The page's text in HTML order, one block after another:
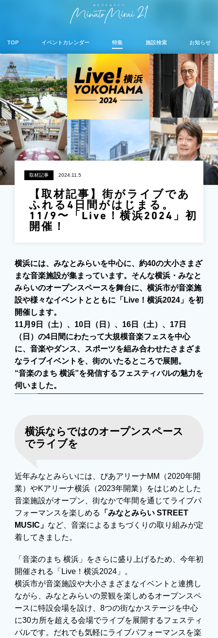
TOP イベントカレンダー 特集 施設検索 お知らせ
取材記事 2024.11.5
【取材記事】街がライブであ
ふれる4日間がはじまる。
11/9〜「Live！横浜2024」初
開催！
横浜には、みなとみらいを中心に、約40の大小さまざ
まな音楽施設が集まっています。そんな横浜・みなと
みらいのオープンスペースを舞台に、横浜市が音楽施
設や様々なイベントとともに「Live！横浜2024」を初
開催します。
11月9日（土）、10日（日）、16日（土）、17日
（日）の4日間にわたって大規模音楽フェスを中心
に、音楽やダンス、スポーツを組み合わせたさまざま
なライブイベントを、街のいたるところで展開。
“音楽のまち 横浜”を発信するフェスティバルの魅力を
伺いました。
横浜ならではのオープンスペース
でライブを
近年みなとみらいには、ぴあアリーナMM（2020年開
業）やKアリーナ横浜（2023年開業）をはじめとした
音楽施設がオープン、街なかで年間を通じてライブパ
フォーマンスを楽しめる
「みなとみらい STREET
MUSIC」 など、音楽によるまちづくりの取り組みが定
着してきました。
「音楽のまち 横浜」をさらに盛り上げるため、今年初
開催される「Live！横浜2024」。
横浜市が音楽施設や大小さまざまなイベントと連携し
ながら、みなとみらいの景観を楽しめるオープンスペ
ースに特設会場を設け、8つの街なかステージを中心
に30カ所を超える会場でライブを展開するフェスティ
バルです。だれでも気軽にライブパフォーマンスを楽